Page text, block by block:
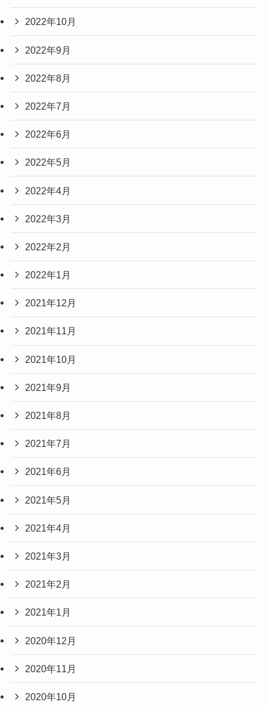
2022年10月
2022年9月
2022年8月
2022年7月
2022年6月
2022年5月
2022年4月
2022年3月
2022年2月
2022年1月
2021年12月
2021年11月
2021年10月
2021年9月
2021年8月
2021年7月
2021年6月
2021年5月
2021年4月
2021年3月
2021年2月
2021年1月
2020年12月
2020年11月
2020年10月